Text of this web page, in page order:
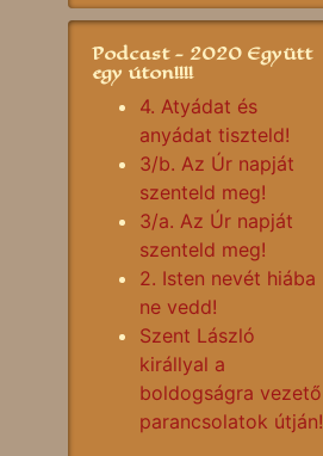
Podcast - 2020 Együtt
egy úton!!!!
4. Atyádat és
anyádat tiszteld!
3/b. Az Úr napját
szenteld meg!
3/a. Az Úr napját
szenteld meg!
2. Isten nevét hiába
ne vedd!
Szent László
királlyal a
boldogságra vezető
parancsolatok útján!